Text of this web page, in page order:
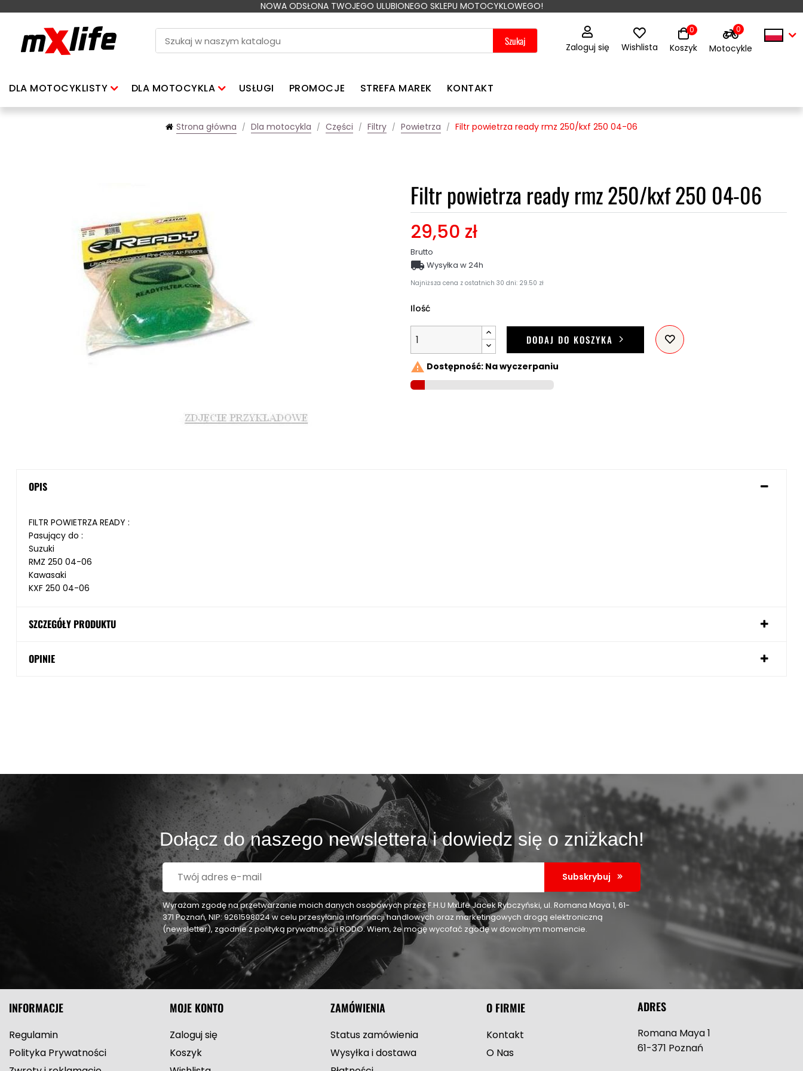
NOWA ODSŁONA TWOJEGO ULUBIONEGO SKLEPU MOTOCYKLOWEGO!
Szukaj Zaloguj się Wishlista Koszyk
0 0
Motocykle
DLA MOTOCYKLISTY DLA MOTOCYKLA USŁUGI PROMOCJE STREFA MAREK KONTAKT
Strona główna Dla motocykla Części Filtry Powietrza Filtr powietrza ready rmz 250/kxf 250 04-06
Filtr powietrza ready rmz 250/kxf 250 04-06
29,50 zł
Brutto
Najniższa cena z ostatnich 30 dni: 29.50 zł
 Wysyłka w 24h
Ilość
DODAJ DO KOSZYKA
 Dostępność: Na wyczerpaniu
OPIS
FILTR POWIETRZA READY :
Pasujący do :
Suzuki
RMZ 250 04-06
Kawasaki
KXF 250 04-06
SZCZEGÓŁY PRODUKTU
OPINIE
Dołącz do naszego newslettera i dowiedz się o zniżkach!
Subskrybuj
Wyrażam zgodę na przetwarzanie moich danych osobowych przez F.H.U MxLife Jacek Rybczyński, ul. Romana Maya 1, 61-
371 Poznań, NIP: 9261598024 w celu przesyłania informacji handlowych oraz marketingowych drogą elektroniczną
(newsletter), zgodnie z polityką prywatności i RODO. Wiem, że mogę wycofać zgodę w dowolnym momencie.
INFORMACJE
Regulamin
Polityka Prywatności
MOJE KONTO
Zaloguj się
Koszyk
ZAMÓWIENIA
Status zamówienia
Wysyłka i dostawa
O FIRMIE
Kontakt
O Nas
ADRES
Romana Maya 1
61-371 Poznań